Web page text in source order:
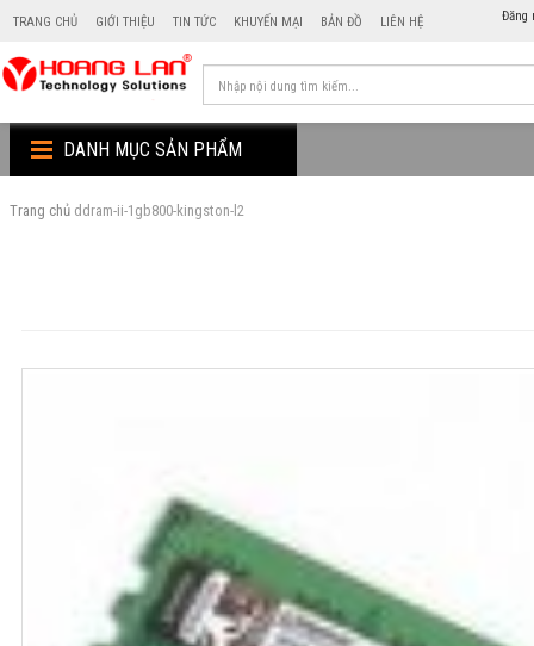
TRANG CHỦ GIỚI THIỆU TIN TỨC KHUYẾN MẠI BẢN ĐỒ LIÊN HỆ Đăng
DANH MỤC SẢN PHẨM
Trang chủ ddram-ii-1gb800-kingston-l2